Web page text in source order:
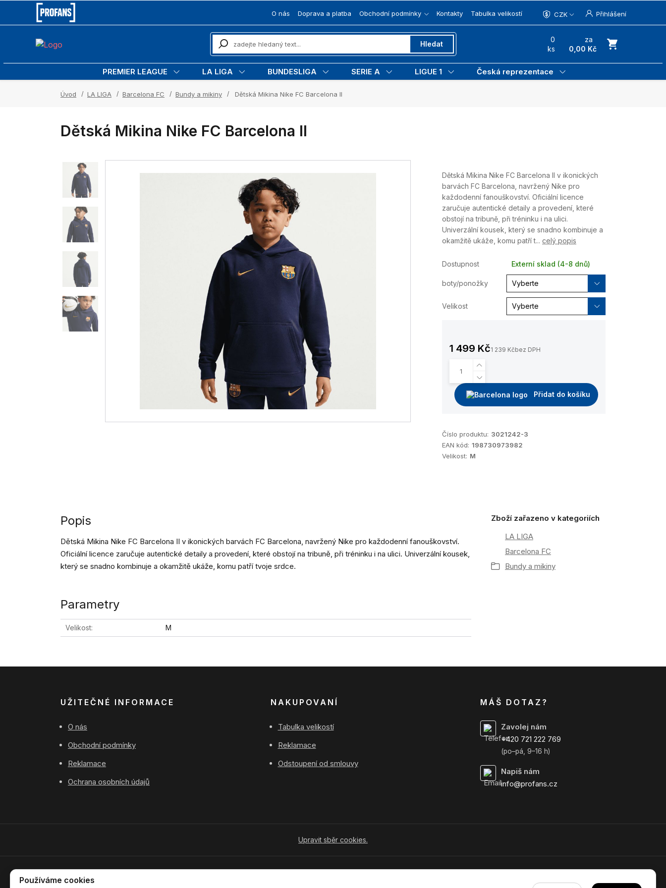
O nás Doprava a platba Obchodní podmínky Kontakty Tabulka velikostí CZK Přihlášení
Hledat
0
ks
za
0,00 Kč
PREMIER LEAGUE LA LIGA BUNDESLIGA SERIE A LIGUE 1 Česká reprezentace
Úvod LA LIGA Barcelona FC Bundy a mikiny Dětská Mikina Nike FC Barcelona II
Dětská Mikina Nike FC Barcelona II
Dětská Mikina Nike FC Barcelona II v ikonických
barvách FC Barcelona, navržený Nike pro
každodenní fanouškovství. Oficiální licence
zaručuje autentické detaily a provedení, které
obstojí na tribuně, při tréninku i na ulici.
Univerzální kousek, který se snadno kombinuje a
okamžitě ukáže, komu patří t... celý popis
Dostupnost Externí sklad (4-8 dnů)
boty/ponožky
Velikost
1 499 Kč1 239 Kčbez DPH
Přidat do košíku
Číslo produktu: 3021242-3
EAN kód: 198730973982
Velikost: M
Popis
Dětská Mikina Nike FC Barcelona II v ikonických barvách FC Barcelona, navržený Nike pro každodenní fanouškovství.
Oficiální licence zaručuje autentické detaily a provedení, které obstojí na tribuně, při tréninku i na ulici. Univerzální kousek,
který se snadno kombinuje a okamžitě ukáže, komu patří tvoje srdce.
Parametry
Velikost M
Zboží zařazeno v kategoriích
LA LIGA
Barcelona FC
Bundy a mikiny
UŽITEČNÉ INFORMACE
O nás
Obchodní podmínky
Reklamace
Ochrana osobních údajů
NAKUPOVANÍ
Tabulka velikostí
Reklamace
Odstoupení od smlouvy
MÁŠ DOTAZ?
Zavolej nám
+420 721 222 769
(po–pá, 9–16 h)
Napiš nám
info@profans.cz
Upravit sběr cookies.
Používáme cookies